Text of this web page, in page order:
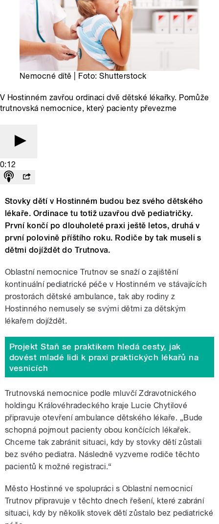
Nemocné dítě | Foto: Shutterstock
V Hostinném zavřou ordinaci dvě dětské lékařky. Pomůže
trutnovská nemocnice, který pacienty převezme
0:12
Stovky dětí v Hostinném budou bez svého dětského
lékaře. Ordinace tu totiž uzavřou dvě pediatričky.
První končí po dlouholeté praxi ještě letos, druhá v
první polovině příštího roku. Rodiče by tak museli s
dětmi dojíždět do Trutnova.
Oblastní nemocnice Trutnov se snaží o zajištění
kontinuální pediatrické péče v Hostinném ve stávajících
prostorách dětské ambulance, tak aby rodiny z
Hostinného nemusely se svými dětmi za dětským
lékařem dojíždět.
Projekt Staň se praktikem hledá cesty, jak
dovést mladé lidi k praxi praktických lékařů na
vesnicích
Trutnovská nemocnice podle mluvčí Zdravotnického
holdingu Královéhradeckého kraje Lucie Chytilové
připravuje otevření ambulance dětského lékaře. „Bude
schopná pojmout pacienty obou končících lékařek.
Chceme tak zabránit situaci, kdy by stovky dětí zůstali
bez svého pediatra. Následně vyzveme rodiče těchto
pacientů k možné registraci.“
Město Hostinné ve spolupráci s Oblastní nemocnicí
Trutnov připravuje v těchto dnech řešení, které zabrání
situaci, kdy by několik stovek dětí zůstalo bez pediatrické